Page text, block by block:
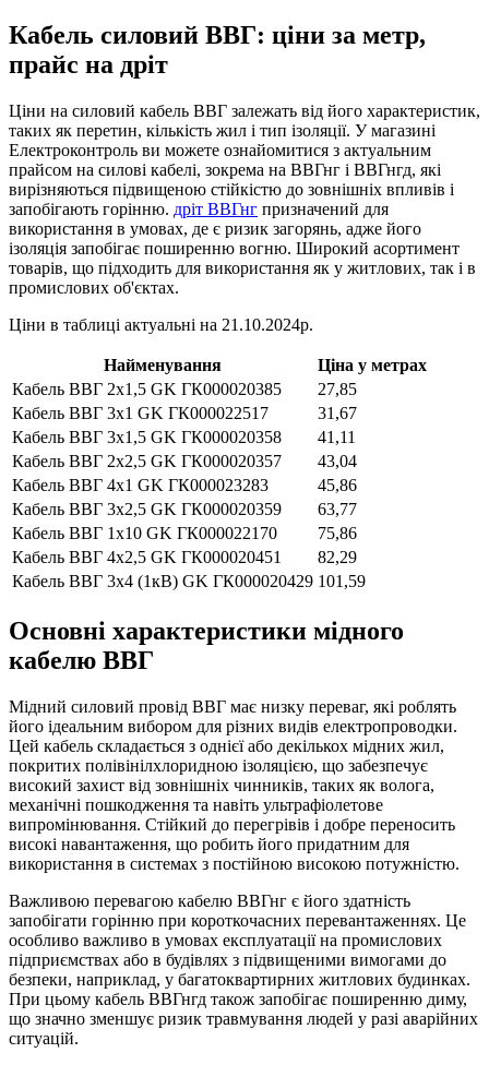
Кабель силовий ВВГ: ціни за метр,
прайс на дріт
Ціни на силовий кабель ВВГ залежать від його характеристик,
таких як перетин, кількість жил і тип ізоляції. У магазині
Електроконтроль ви можете ознайомитися з актуальним
прайсом на силові кабелі, зокрема на ВВГнг і ВВГнгд, які
вирізняються підвищеною стійкістю до зовнішніх впливів і
запобігають горінню. дріт ВВГнг призначений для
використання в умовах, де є ризик загорянь, адже його
ізоляція запобігає поширенню вогню. Широкий асортимент
товарів, що підходить для використання як у житлових, так і в
промислових об'єктах.
Ціни в таблиці актуальні на 21.10.2024р.
Найменування
Ціна у метрах
Кабель ВВГ 2х1,5 GK ГК000020385
27,85
Кабель ВВГ 3х1 GK ГК000022517
31,67
Кабель ВВГ 3х1,5 GK ГК000020358
41,11
Кабель ВВГ 2х2,5 GK ГК000020357
43,04
Кабель ВВГ 4х1 GK ГК000023283
45,86
Кабель ВВГ 3х2,5 GK ГК000020359
63,77
Кабель ВВГ 1х10 GK ГК000022170
75,86
Кабель ВВГ 4х2,5 GK ГК000020451
82,29
Кабель ВВГ 3х4 (1кВ) GK ГК000020429 101,59
Основні характеристики мідного
кабелю ВВГ
Мідний силовий провід ВВГ має низку переваг, які роблять
його ідеальним вибором для різних видів електропроводки.
Цей кабель складається з однієї або декількох мідних жил,
покритих полівінілхлоридною ізоляцією, що забезпечує
високий захист від зовнішніх чинників, таких як волога,
механічні пошкодження та навіть ультрафіолетове
випромінювання. Стійкий до перегрівів і добре переносить
високі навантаження, що робить його придатним для
використання в системах з постійною високою потужністю.
Важливою перевагою кабелю ВВГнг є його здатність
запобігати горінню при короткочасних перевантаженнях. Це
особливо важливо в умовах експлуатації на промислових
підприємствах або в будівлях з підвищеними вимогами до
безпеки, наприклад, у багатоквартирних житлових будинках.
При цьому кабель ВВГнгд також запобігає поширенню диму,
що значно зменшує ризик травмування людей у разі аварійних
ситуацій.